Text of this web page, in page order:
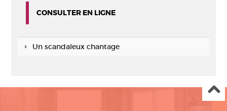
CONSULTER EN LIGNE
Un scandaleux chantage